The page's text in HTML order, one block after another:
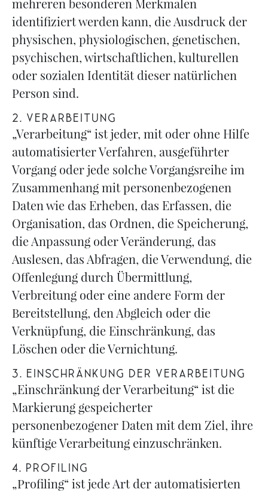
mehreren besonderen Merkmalen
identifiziert werden kann, die Ausdruck der
physischen, physiologischen, genetischen,
psychischen, wirtschaftlichen, kulturellen
oder sozialen Identität dieser natürlichen
Person sind.
2. VERARBEITUNG
„Verarbeitung“ ist jeder, mit oder ohne Hilfe
automatisierter Verfahren, ausgeführter
Vorgang oder jede solche Vorgangsreihe im
Zusammenhang mit personenbezogenen
Daten wie das Erheben, das Erfassen, die
Organisation, das Ordnen, die Speicherung,
die Anpassung oder Veränderung, das
Auslesen, das Abfragen, die Verwendung, die
Offenlegung durch Übermittlung,
Verbreitung oder eine andere Form der
Bereitstellung, den Abgleich oder die
Verknüpfung, die Einschränkung, das
Löschen oder die Vernichtung.
3. EINSCHRÄNKUNG DER VERARBEITUNG
„Einschränkung der Verarbeitung“ ist die
Markierung gespeicherter
personenbezogener Daten mit dem Ziel, ihre
künftige Verarbeitung einzuschränken.
4. PROFILING
„Profiling“ ist jede Art der automatisierten